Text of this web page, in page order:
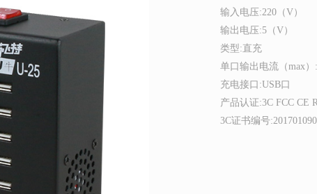
输入电压:220（V）
输出电压:5（V）
类型:直充
单口输出电流（max）
充电接口:USB口
产品认证:3C FCC CE
3C证书编号